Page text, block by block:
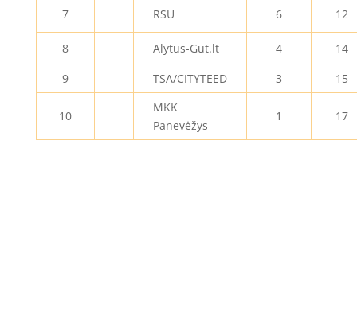
7 RSU 6 12
8 Alytus-Gut.lt 4
14
9
TSA/CITYTEED 3 15
10
MKK
Panevėžys
1 17